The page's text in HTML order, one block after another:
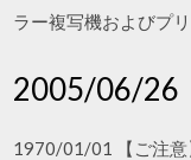
ラー複写機およびプ
2005/06/26
1970/01/01 【ご注意